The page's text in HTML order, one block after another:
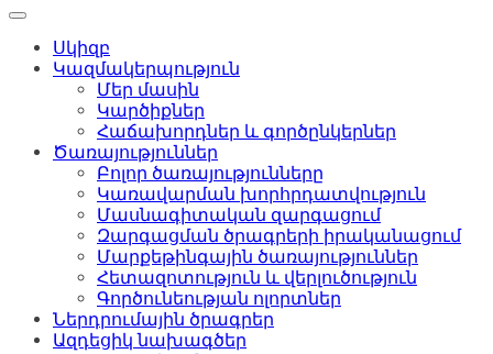
Սկիզբ
Կազմակերպություն
Մեր մասին
Կարծիքներ
Հաճախորդներ և գործընկերներ
Ծառայություններ
Բոլոր ծառայությունները
Կառավարման խորհրդատվություն
Մասնագիտական զարգացում
Զարգացման ծրագրերի իրականացում
Մարքեթինգային ծառայություններ
Հետազոտություն և վերլուծություն
Գործունեության ոլորտներ
Ներդրումային ծրագրեր
Ազդեցիկ նախագծեր